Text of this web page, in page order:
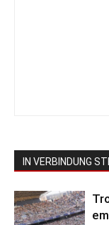
IN VERBINDUNG